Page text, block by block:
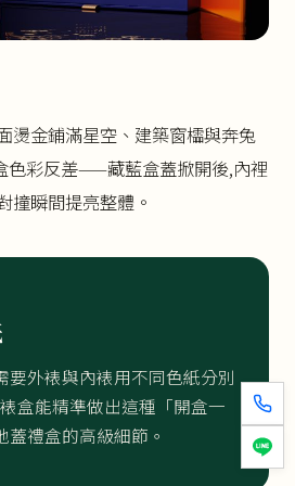
燙金鋪滿星空、建築窗櫺與奔兔
色彩反差——藏藍盒蓋掀開後,內裡
撞瞬間提亮整體。
要外裱與內裱用不同色紙分別
盒能精準做出這種「開盒一
蓋禮盒的高級細節。